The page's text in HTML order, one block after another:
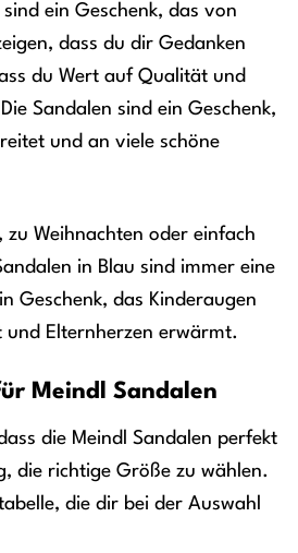
ein Geschenk, das von
dass du dir Gedanken
du Wert auf Qualität und
Sandalen sind ein Geschenk,
und an viele schöne
Weihnachten oder einfach
in Blau sind immer eine
Geschenk, das Kinderaugen
und Elternherzen erwärmt.
Meindl Sandalen
die Meindl Sandalen perfekt
die richtige Größe zu wählen.
die dir bei der Auswahl